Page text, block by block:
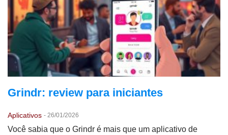
Grindr: review para iniciantes
Aplicativos - 26/01/2026
Você sabia que o Grindr é mais que um aplicativo de